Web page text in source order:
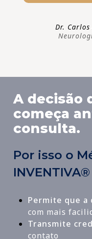
Dr.
A decisão
começa
consulta.
Por isso o
Permite que a
com mais
Transmite
contato